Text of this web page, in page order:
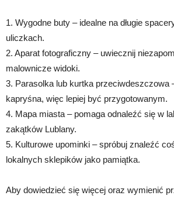
1. Wygodne buty – idealne na długie
uliczkach.
2. Aparat fotograficzny – uwiecznij
malownicze widoki.
3. Parasolka lub kurtka przeciwdeszczowa
kapryśna, więc lepiej być przygotowanym.
4. Mapa miasta – pomaga odnaleźć się w
zakątków Lublany.
5. Kulturowe upominki – spróbuj znaleźć
lokalnych sklepików jako pamiątka.
Aby dowiedzieć się więcej oraz wymienić